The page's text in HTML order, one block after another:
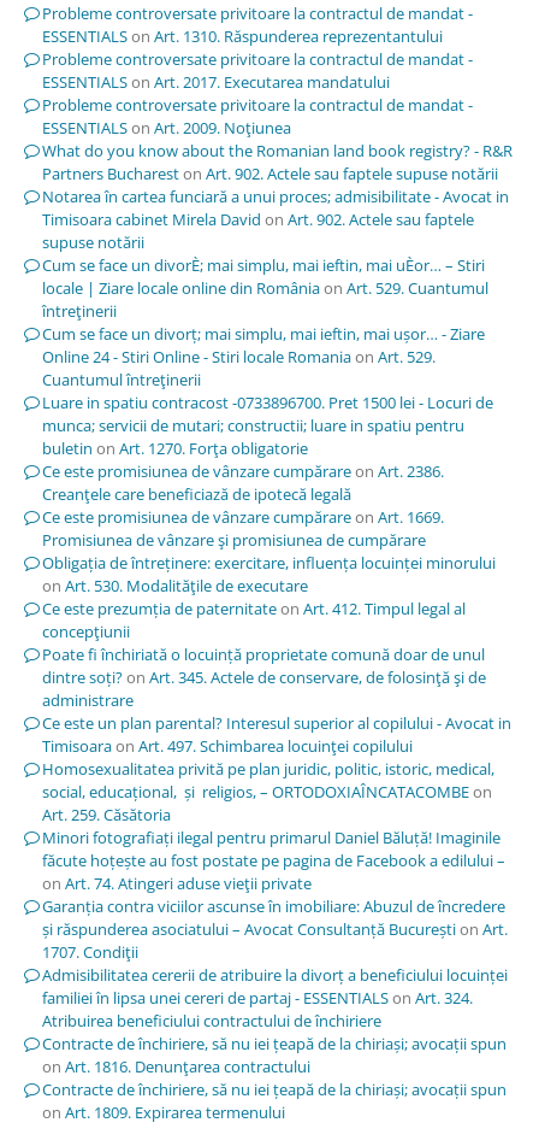
Probleme controversate privitoare la contractul de mandat -
ESSENTIALSon Art. 1310. Răspunderea reprezentantului
Probleme controversate privitoare la contractul de mandat -
ESSENTIALSon Art. 2017. Executarea mandatului
Probleme controversate privitoare la contractul de mandat -
ESSENTIALSon Art. 2009. Noţiunea
What do you know about the Romanian land book registry? - R&R
Partners Buchareston Art. 902. Actele sau faptele supuse notării
Notarea în cartea funciară a unui proces; admisibilitate - Avocat in
Timisoara cabinet Mirela David on Art. 902. Actele sau faptele
supuse notării
Cum se face un divorÈ; mai simplu, mai ieftin, mai uÈor… – Stiri
locale | Ziare locale online din Româniaon Art. 529. Cuantumul
întreţinerii
Cum se face un divorț; mai simplu, mai ieftin, mai ușor… - Ziare
Online 24 - Stiri Online - Stiri locale Romaniaon Art. 529.
Cuantumul întreţinerii
Luare in spatiu contracost -0733896700. Pret 1500 lei - Locuri de
munca; servicii de mutari; constructii; luare in spatiu pentru
buletin on Art. 1270. Forţa obligatorie
Ce este promisiunea de vânzare cumpărareon Art. 2386.
Creanţele care beneficiază de ipotecă legală
Ce este promisiunea de vânzare cumpărareon Art. 1669.
Promisiunea de vânzare şi promisiunea de cumpărare
Obligația de întreținere: exercitare, influența locuinței minorului
on Art. 530. Modalităţile de executare
Ce este prezumția de paternitateon Art. 412. Timpul legal al
concepţiunii
Poate fi închiriată o locuință proprietate comună doar de unul
dintre soți?on Art. 345. Actele de conservare, de folosinţă şi de
administrare
Ce este un plan parental? Interesul superior al copilului - Avocat in
Timisoaraon Art. 497. Schimbarea locuinţei copilului
Homosexualitatea privită pe plan juridic, politic, istoric, medical,
social, educațional, și religios, – ORTODOXIAÎNCATACOMBEon
Art. 259. Căsătoria
Minori fotografiați ilegal pentru primarul Daniel Băluță! Imaginile
făcute hoțește au fost postate pe pagina de Facebook a edilului –
on Art. 74. Atingeri aduse vieţii private
Garanția contra viciilor ascunse în imobiliare: Abuzul de încredere
și răspunderea asociatului – Avocat Consultanță Bucureștion Art.
1707. Condiţii
Admisibilitatea cererii de atribuire la divorț a beneficiului locuinței
familiei în lipsa unei cereri de partaj - ESSENTIALSon Art. 324.
Atribuirea beneficiului contractului de închiriere
Contracte de închiriere, să nu iei țeapă de la chiriași; avocații spun
on Art. 1816. Denunţarea contractului
Contracte de închiriere, să nu iei țeapă de la chiriași; avocații spun
on Art. 1809. Expirarea termenului